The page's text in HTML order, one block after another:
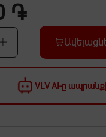
VLV AI-ը
֏